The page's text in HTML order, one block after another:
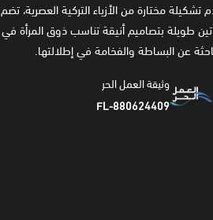
مختارة من الأزياء التركية العصرية، تضم
طويلة بتصاميم أنيقة تناسب ذوق المرأة في
عن البساطة والفخامة في إطلالتها.
وثيقة العمل الحر
FL-880624409